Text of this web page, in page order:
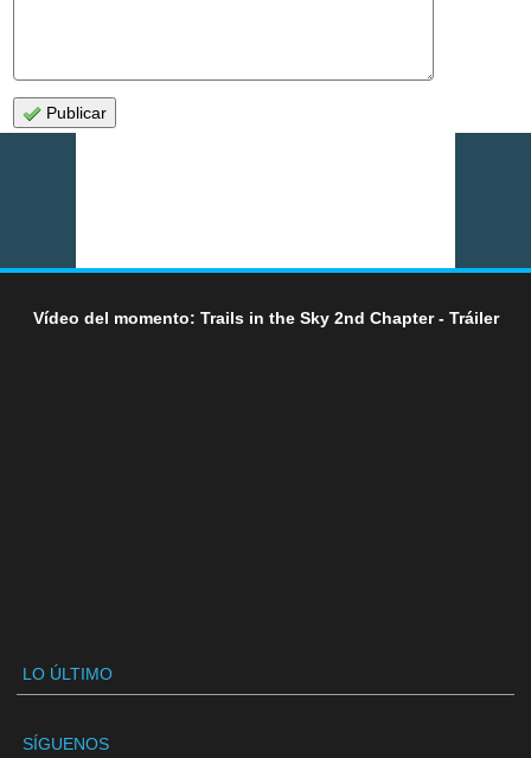
Publicar
Vídeo del momento: Trails in the Sky 2nd Chapter - Tráiler
LO ÚLTIMO
SÍGUENOS